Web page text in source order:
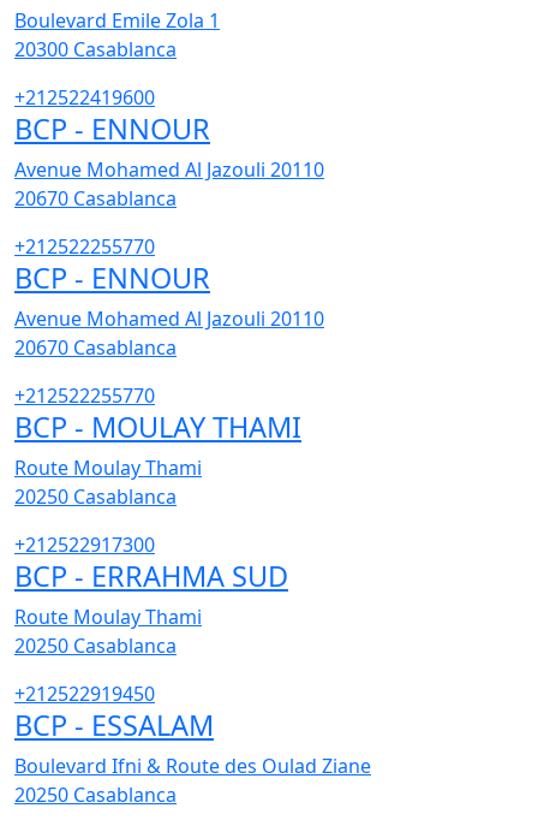
Boulevard Emile Zola 1
20300 Casablanca
+212522419600
BCP - ENNOUR
Avenue Mohamed Al Jazouli 20110
20670 Casablanca
+212522255770
BCP - ENNOUR
Avenue Mohamed Al Jazouli 20110
20670 Casablanca
+212522255770
BCP - MOULAY THAMI
Route Moulay Thami
20250 Casablanca
+212522917300
BCP - ERRAHMA SUD
Route Moulay Thami
20250 Casablanca
+212522919450
BCP - ESSALAM
Boulevard Ifni & Route des Oulad Ziane
20250 Casablanca